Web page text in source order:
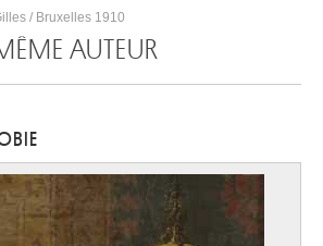
/ Bruxelles 1910
AUTEUR